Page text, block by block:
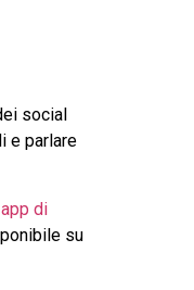
social
e parlare
app di
su